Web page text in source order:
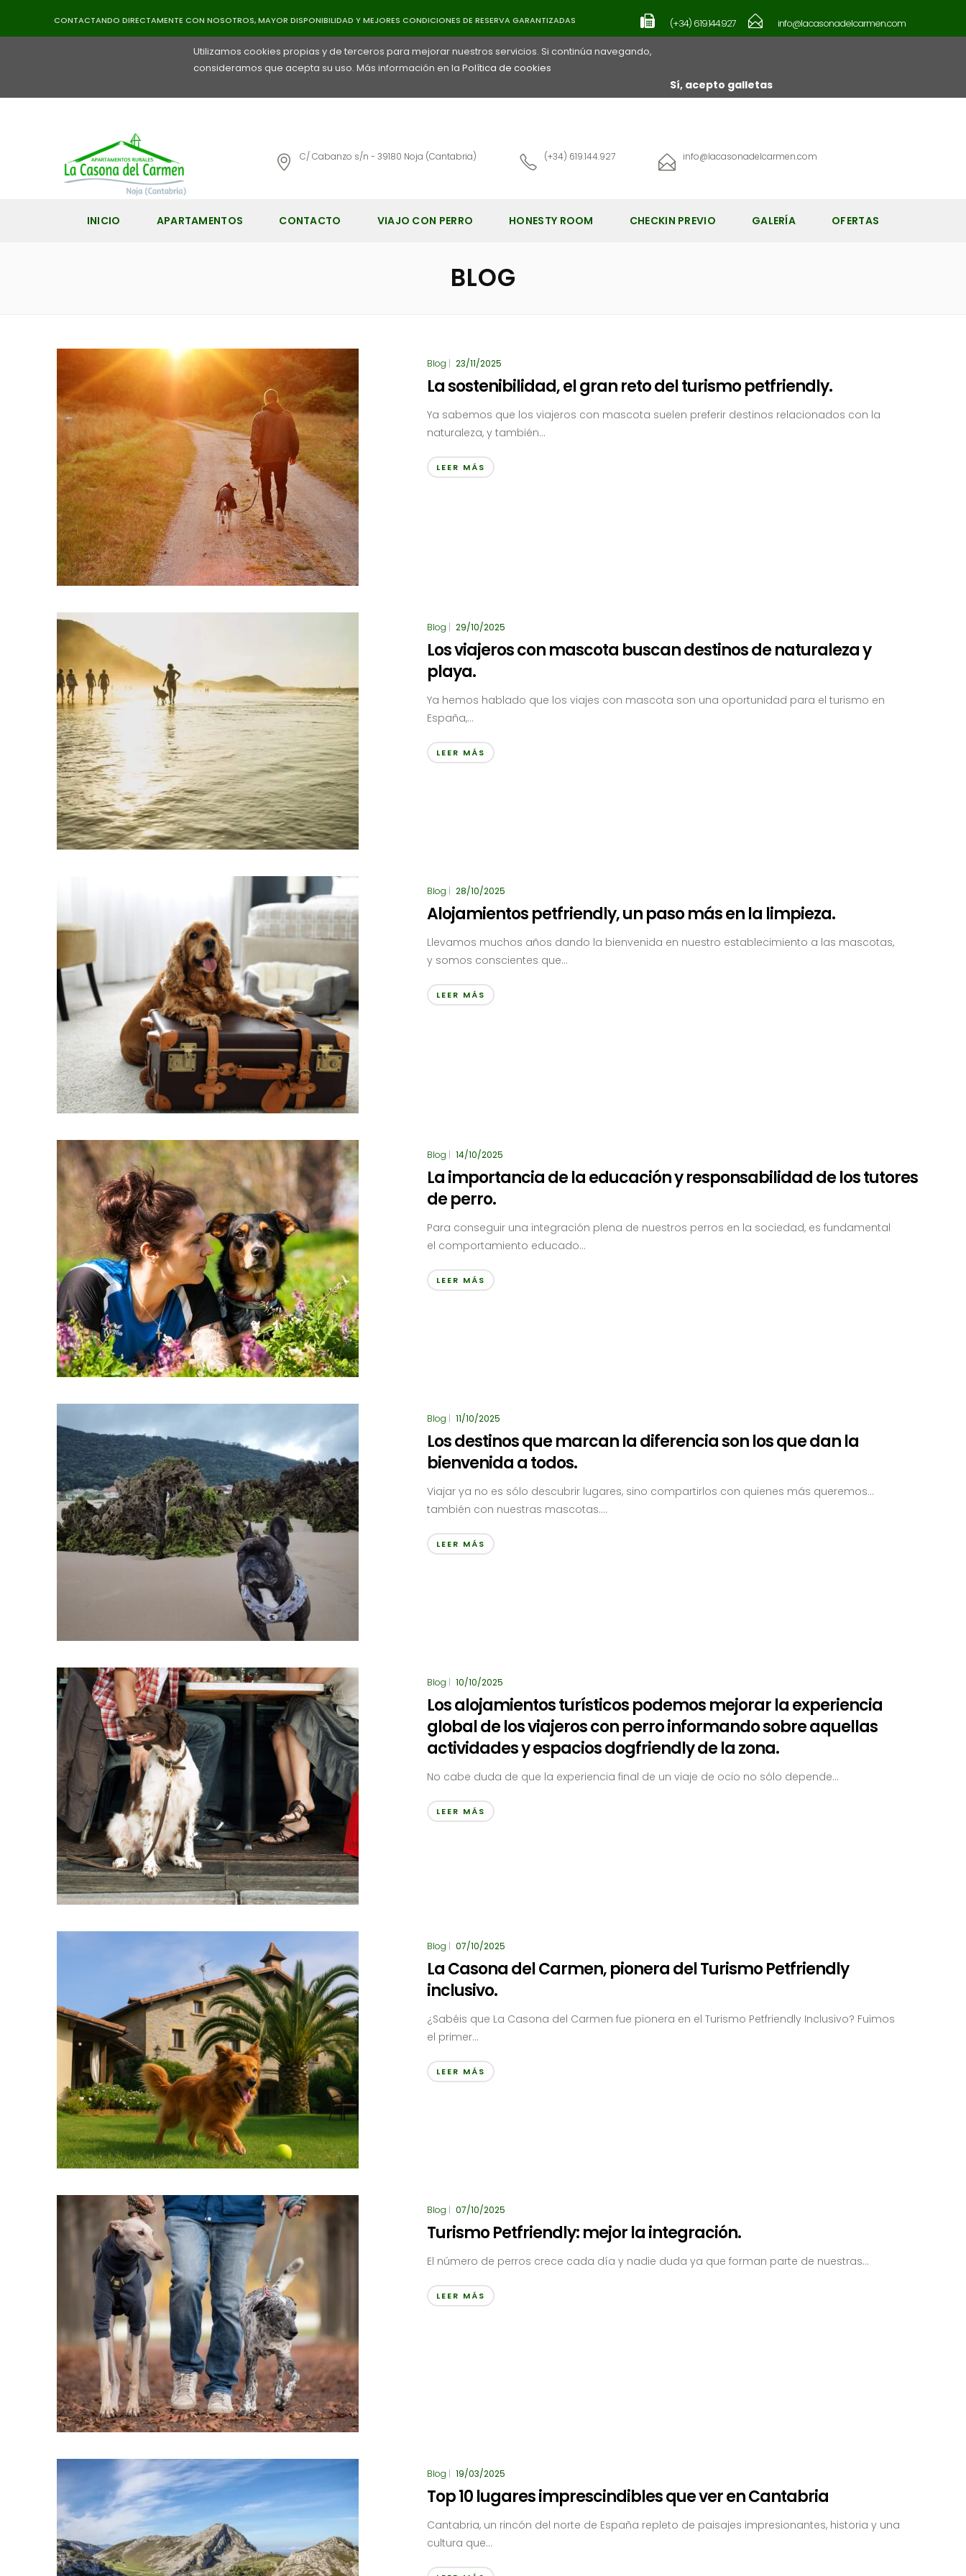
Uso de Cookies
Utilizamos cookies propias y de terceros para mejorar nuestros servicios. Si continúa navegando,
consideramos que acepta su uso. Más información en la Política de cookies
Sí, acepto galletas
CONTACTANDO DIRECTAMENTE CON NOSOTROS, MAYOR DISPONIBILIDAD Y MEJORES CONDICIONES DE RESERVA GARANTIZADAS (+34) 619.144.927 info@lacasonadelcarmen.com
C/ Cabanzo s/n - 39180 Noja (Cantabria) (+34) 619.144.927 info@lacasonadelcarmen.com
INICIO APARTAMENTOS CONTACTO VIAJO CON PERRO HONESTY ROOM CHECKIN PREVIO GALERÍA OFERTAS
BLOG
Blog | 23/11/2025
La sostenibilidad, el gran reto del turismo petfriendly.
Ya sabemos que los viajeros con mascota suelen preferir destinos relacionados con la
naturaleza, y también...
LEER MÁS
Blog | 29/10/2025
Los viajeros con mascota buscan destinos de naturaleza y
playa.
Ya hemos hablado que los viajes con mascota son una oportunidad para el turismo en
España,...
LEER MÁS
Blog | 28/10/2025
Alojamientos petfriendly, un paso más en la limpieza.
Llevamos muchos años dando la bienvenida en nuestro establecimiento a las mascotas,
y somos conscientes que...
LEER MÁS
Blog | 14/10/2025
La importancia de la educación y responsabilidad de los tutores
de perro.
Para conseguir una integración plena de nuestros perros en la sociedad, es fundamental
el comportamiento educado...
LEER MÁS
Blog | 11/10/2025
Los destinos que marcan la diferencia son los que dan la
bienvenida a todos.
Viajar ya no es sólo descubrir lugares, sino compartirlos con quienes más queremos…
también con nuestras mascotas....
LEER MÁS
Blog | 10/10/2025
Los alojamientos turísticos podemos mejorar la experiencia
global de los viajeros con perro informando sobre aquellas
actividades y espacios dogfriendly de la zona.
No cabe duda de que la experiencia final de un viaje de ocio no sólo depende...
LEER MÁS
Blog | 07/10/2025
La Casona del Carmen, pionera del Turismo Petfriendly
inclusivo.
¿Sabéis que La Casona del Carmen fue pionera en el Turismo Petfriendly Inclusivo? Fuimos
el primer...
LEER MÁS
Blog | 07/10/2025
Turismo Petfriendly: mejor la integración.
El número de perros crece cada día y nadie duda ya que forman parte de nuestras...
LEER MÁS
Blog | 19/03/2025
Top 10 lugares imprescindibles que ver en Cantabria
Cantabria, un rincón del norte de España repleto de paisajes impresionantes, historia y una
cultura que...